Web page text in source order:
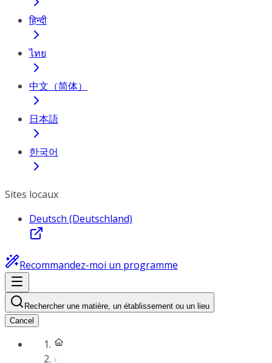
हिन्दी
ไทย
中文（简体）
日本語
한국어
Sites locaux
Deutsch (Deutschland)
Recommandez-moi un programme
Rechercher une matière, un établissement ou un lieu
Cancel